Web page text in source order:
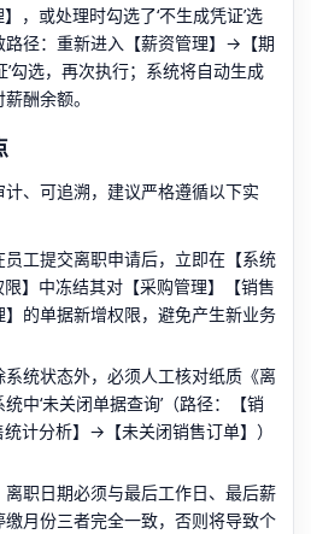
，或处理时勾选了‘不生成凭证’选
径：重新进入【薪资管理】→【期
’勾选，再次执行；系统将自动生成
酬余额。
、可追溯，建议严格遵循以下实
员工提交离职申请后，立即在【系统
】中冻结其对【采购管理】【销售
的单据新增权限，避免产生新业务
系统状态外，必须人工核对纸质《离
中‘未关闭单据查询’（路径：【销
计分析】→【未关闭销售订单】）
离职日期必须与最后工作日、最后薪
月份三者完全一致，否则将导致个